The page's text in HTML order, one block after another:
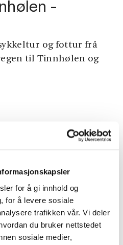
for å gi innhold og
for å levere sosiale
trafikken vår. Vi deler
du bruker nettstedet
sosiale medier,
-
og fottur frå
til Tinnhølen og